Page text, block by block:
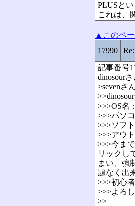
PLUSと
これは、
▲このペ
17990
記事番号
dinosour
>sevenさ
>>>OS名
>>>パソ
>>>ソフ
>>>アウ
>>>今ま
リックし
まい、強
題なく出
>>>初心
>>>よろ
>>